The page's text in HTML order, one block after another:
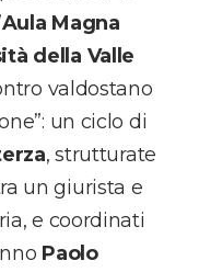
Aula Magna
della Valle
valdostano
un ciclo di
, strutturate
un giurista e
e coordinati
Paolo